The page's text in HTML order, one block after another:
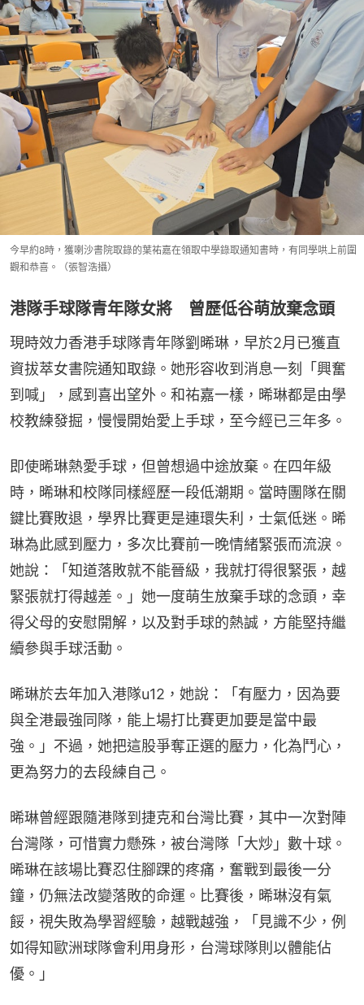
今早約8時，獲喇沙書院取錄的葉祐嘉在領取中學錄取通知書時，有同學哄上前圍
觀和恭喜。（張智浩攝）
港隊手球隊青年隊女將 曾歷低谷萌放棄念頭
現時效力香港手球隊青年隊劉晞琳，早於2月已獲直
資拔萃女書院通知取錄。她形容收到消息一刻「興奮
到喊」，感到喜出望外。和祐嘉一樣，晞琳都是由學
校教練發掘，慢慢開始愛上手球，至今經已三年多。
即使晞琳熱愛手球，但曾想過中途放棄。在四年級
時，晞琳和校隊同樣經歷一段低潮期。當時團隊在關
鍵比賽敗退，學界比賽更是連環失利，士氣低迷。晞
琳為此感到壓力，多次比賽前一晚情緒緊張而流淚。
她說：「知道落敗就不能晉級，我就打得很緊張，越
緊張就打得越差。」她一度萌生放棄手球的念頭，幸
得父母的安慰開解，以及對手球的熱誠，方能堅持繼
續參與手球活動。
晞琳於去年加入港隊u12，她說：「有壓力，因為要
與全港最強同隊，能上場打比賽更加要是當中最
強。」不過，她把這股爭奪正選的壓力，化為鬥心，
更為努力的去段練自己。
晞琳曾經跟隨港隊到捷克和台灣比賽，其中一次對陣
台灣隊，可惜實力懸殊，被台灣隊「大炒」數十球。
晞琳在該場比賽忍住腳踝的疼痛，奮戰到最後一分
鐘，仍無法改變落敗的命運。比賽後，晞琳沒有氣
餒，視失敗為學習經驗，越戰越強，「見識不少，例
如得知歐洲球隊會利用身形，台灣球隊則以體能佔
優。」